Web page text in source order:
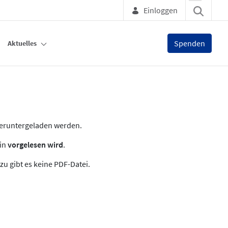
Einloggen
Aktuelles Spenden
werden.
vorgelesen wird.
gibt es keine PDF-Datei.